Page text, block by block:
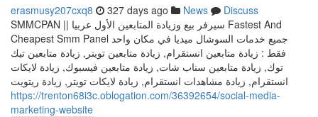
erasmusy207cxq8 327 days ago News
Discuss
SMMCPAN || سيرفر بيع وزيادة المتابعين الأول عربيا Fastest And
Cheapest Smm Panel جميع خدمات السوشال ميديا في مكان واحد
فقط : زيادة متابعين انستقرام, زيادة متابعين تويتر, زيادة متابعين تيك
توك, زيادة متابعين سناب شات, زيادة متابعين فيسبوك, زيادة لايكات
انستقرام, زيادة مشاهدات انستقرام, زيادة لايكات تويتر, زيادة ريتويت
https://trenton68i3c.oblogation.com/36392654/social-media-
marketing-website